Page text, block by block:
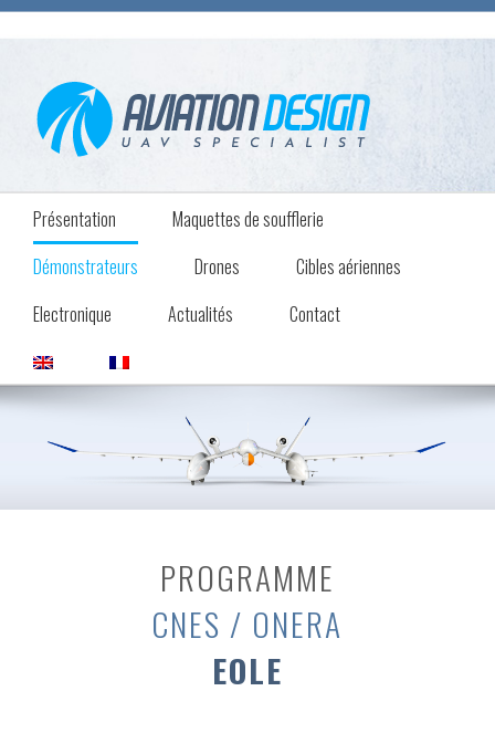
Présentation
Maquettes de soufflerie
Démonstrateurs
Drones
Cibles aériennes
Electronique
Actualités Contact
PROGRAMME
CNES / ONERA
EOLE